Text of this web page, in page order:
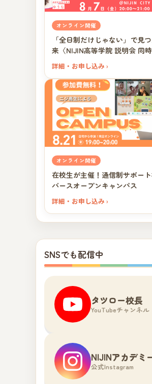
オンライン開催
「全日制だけじゃない」で見
来〈NIJIN高等学院 説明会 同時
詳細・お申し込み ›
オンライン開催
在校生が主催！通信制サポー
バースオープンキャンパス
詳細・お申し込み ›
SNSでも配信中
タツロー校長
YouTubeチャンネル
NIJINアカデミ
公式Instagram